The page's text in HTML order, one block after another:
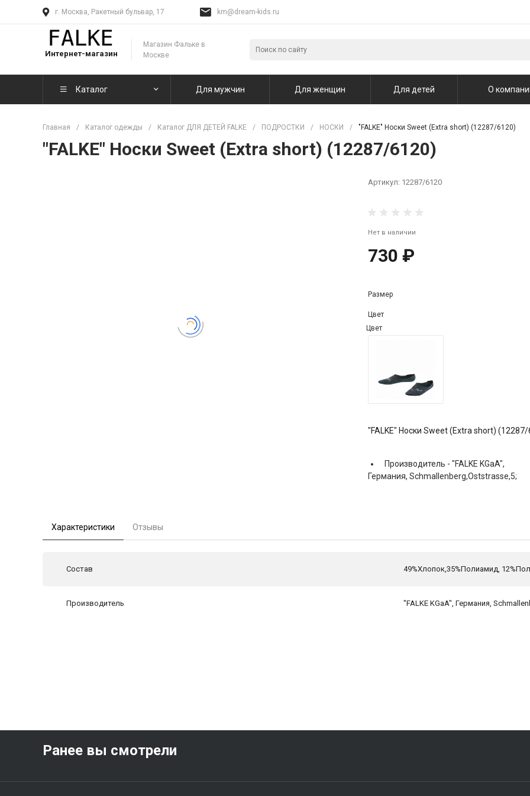
г. Москва, Ракетный бульвар, 17 km@dream-kids.ru
Интернет-магазин
Магазин Фальке в
Москве
Каталог Для мужчин Для женщин Для детей О
Главная / Каталог одежды / Каталог ДЛЯ ДЕТЕЙ FALKE / ПОДРОСТКИ / НОСКИ / "FALKE" Носки Sweet (Extra short) (12287/6120)
"FALKE" Носки Sweet (Extra short) (12287/6120)
Артикул: 12287/6120
Нет в наличии
730 ₽
Размер
Цвет
Цвет
"FALKE" Носки Sweet (Extra short)
Производитель - "FALKE KGaA",
Германия, Schmallenberg,Oststrasse,5;
Характеристики Отзывы
Состав 49%Хлопок,35%Полиамид,
Производитель "FALKE KGaA", Германия,
Ранее вы смотрели